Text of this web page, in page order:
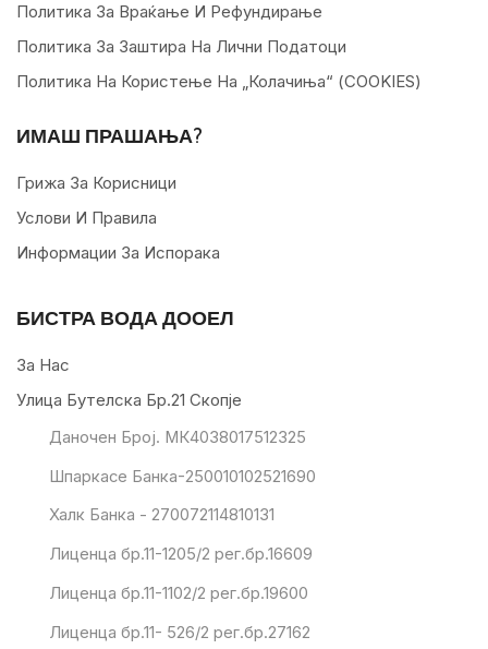
Политика За Враќање И Рефундирање
Политика За Заштира На Лични Податоци
Политика На Користење На „колачиња“ (COOKIES)
ИМАШ ПРАШАЊА?
Грижа За Корисници
Услови И Правила
Информации За Испорака
БИСТРА ВОДА ДООЕЛ
За Нас
Улица Бутелска Бр.21 Скопје
Даночен Број. МК4038017512325
Шпаркасе Банка-250010102521690
Халк Банка - 270072114810131
Лиценца бр.11-1205/2 рег.бр.16609
Лиценца бр.11-1102/2 рег.бр.19600
Лиценца бр.11- 526/2 рег.бр.27162